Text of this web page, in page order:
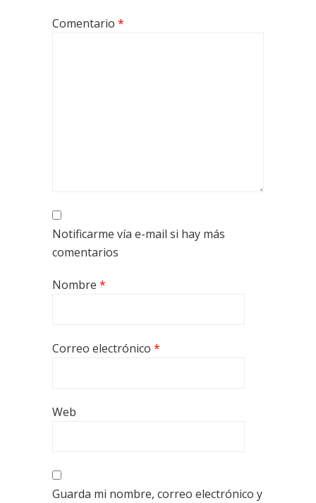
Comentario *
Notificarme vía e-mail si hay más
comentarios
Nombre *
Correo electrónico *
Web
Guarda mi nombre, correo electrónico y